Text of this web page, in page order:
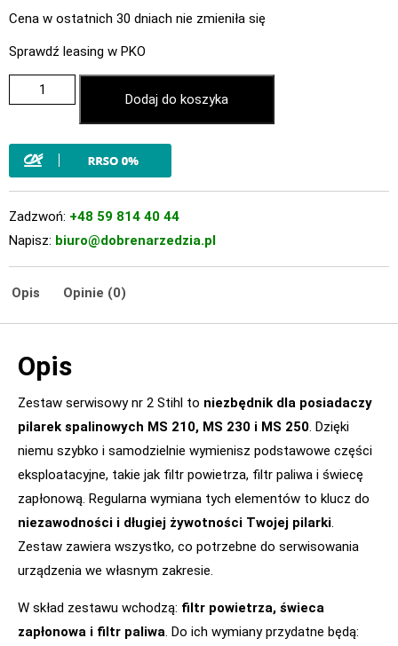
Cena w ostatnich 30 dniach nie zmieniła się
Sprawdź leasing w PKO
Dodaj do koszyka
Zadzwoń: +48 59 814 40 44
Napisz: biuro@dobrenarzedzia.pl
Opis Opinie (0)
Opis
Zestaw serwisowy nr 2 Stihl to niezbędnik dla posiadaczy
pilarek spalinowych MS 210, MS 230 i MS 250. Dzięki
niemu szybko i samodzielnie wymienisz podstawowe części
eksploatacyjne, takie jak filtr powietrza, filtr paliwa i świecę
zapłonową. Regularna wymiana tych elementów to klucz do
niezawodności i długiej żywotności Twojej pilarki.
Zestaw zawiera wszystko, co potrzebne do serwisowania
urządzenia we własnym zakresie.
W skład zestawu wchodzą: filtr powietrza, świeca
zapłonowa i filtr paliwa. Do ich wymiany przydatne będą: